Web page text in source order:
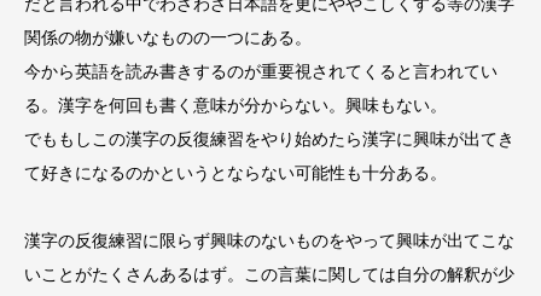
関係の物が嫌いなものの一つにある。
今から英語を読み書きするのが重要視されてくると言われてい
る。漢字を何回も書く意味が分からない。興味もない。
でももしこの漢字の反復練習をやり始めたら漢字に興味が出てき
て好きになるのかというとならない可能性も十分ある。
漢字の反復練習に限らず興味のないものをやって興味が出てこな
いことがたくさんあるはず。この言葉に関しては自分の解釈が少